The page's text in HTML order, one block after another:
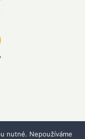
nutné. Nepoužíváme